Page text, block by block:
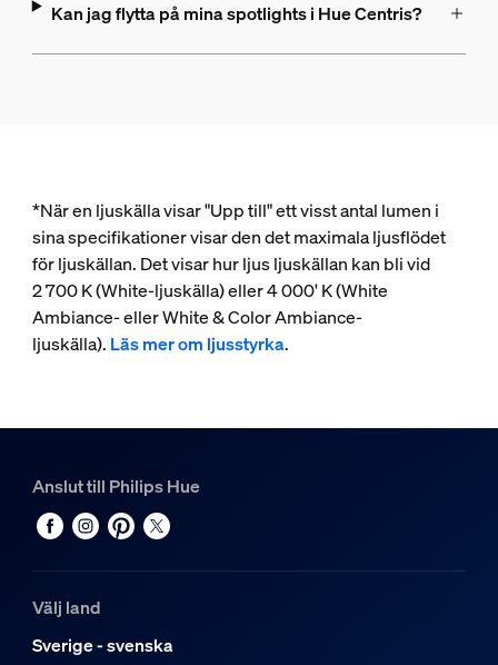
Kan jag flytta på mina spotlights i Hue Centris?
*När en ljuskälla visar "Upp till" ett visst antal lumen i
sina specifikationer visar den det maximala ljusflödet
för ljuskällan. Det visar hur ljus ljuskällan kan bli vid
2 700 K (White-ljuskälla) eller 4 000' K (White
Ambiance- eller White & Color Ambiance-
ljuskälla). Läs mer om ljusstyrka.
Anslut till Philips Hue
Välj land
Sverige - svenska